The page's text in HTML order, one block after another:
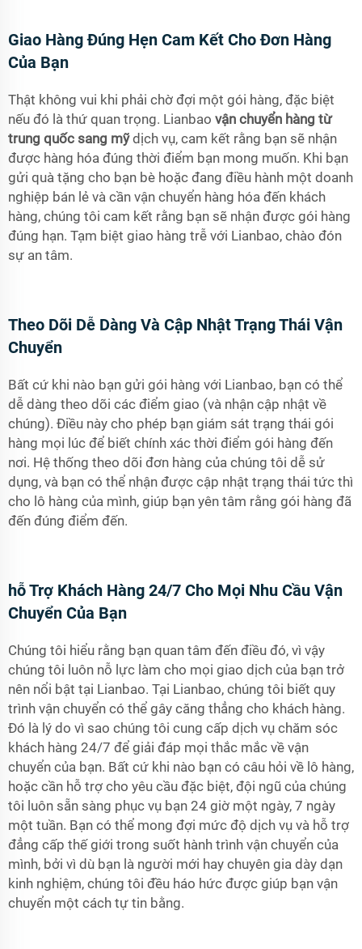
Giao Hàng Đúng Hẹn Cam Kết Cho Đơn Hàng
Của Bạn
Thật không vui khi phải chờ đợi một gói hàng, đặc biệt
nếu đó là thứ quan trọng. Lianbao vận chuyển hàng từ
trung quốc sang mỹdịch vụ, cam kết rằng bạn sẽ nhận
được hàng hóa đúng thời điểm bạn mong muốn. Khi bạn
gửi quà tặng cho bạn bè hoặc đang điều hành một doanh
nghiệp bán lẻ và cần vận chuyển hàng hóa đến khách
hàng, chúng tôi cam kết rằng bạn sẽ nhận được gói hàng
đúng hạn. Tạm biệt giao hàng trễ với Lianbao, chào đón
sự an tâm.
Theo Dõi Dễ Dàng Và Cập Nhật Trạng Thái Vận
Chuyển
Bất cứ khi nào bạn gửi gói hàng với Lianbao, bạn có thể
dễ dàng theo dõi các điểm giao (và nhận cập nhật về
chúng). Điều này cho phép bạn giám sát trạng thái gói
hàng mọi lúc để biết chính xác thời điểm gói hàng đến
nơi. Hệ thống theo dõi đơn hàng của chúng tôi dễ sử
dụng, và bạn có thể nhận được cập nhật trạng thái tức thì
cho lô hàng của mình, giúp bạn yên tâm rằng gói hàng đã
đến đúng điểm đến.
hỗ Trợ Khách Hàng 24/7 Cho Mọi Nhu Cầu Vận
Chuyển Của Bạn
Chúng tôi hiểu rằng bạn quan tâm đến điều đó, vì vậy
chúng tôi luôn nỗ lực làm cho mọi giao dịch của bạn trở
nên nổi bật tại Lianbao. Tại Lianbao, chúng tôi biết quy
trình vận chuyển có thể gây căng thẳng cho khách hàng.
Đó là lý do vì sao chúng tôi cung cấp dịch vụ chăm sóc
khách hàng 24/7 để giải đáp mọi thắc mắc về vận
chuyển của bạn. Bất cứ khi nào bạn có câu hỏi về lô hàng,
hoặc cần hỗ trợ cho yêu cầu đặc biệt, đội ngũ của chúng
tôi luôn sẵn sàng phục vụ bạn 24 giờ một ngày, 7 ngày
một tuần. Bạn có thể mong đợi mức độ dịch vụ và hỗ trợ
đẳng cấp thế giới trong suốt hành trình vận chuyển của
mình, bởi vì dù bạn là người mới hay chuyên gia dày dạn
kinh nghiệm, chúng tôi đều háo hức được giúp bạn vận
chuyển một cách tự tin bằng.